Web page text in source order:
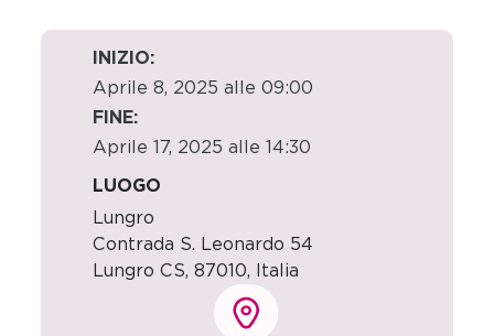
INIZIO:
Aprile 8, 2025 alle 09:00
FINE:
Aprile 17, 2025 alle 14:30
LUOGO
Lungro
Contrada S. Leonardo 54
Lungro CS, 87010, Italia